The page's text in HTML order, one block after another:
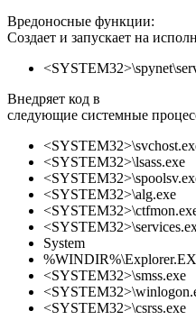
Вредоносные функции:
Создает и запускает на
Внедряет код в
следующие системные
<SYSTEM32>\lsass.exe
<SYSTEM32>\alg.exe
System
<SYSTEM32>\smss.exe
<SYSTEM32>\csrss.exe